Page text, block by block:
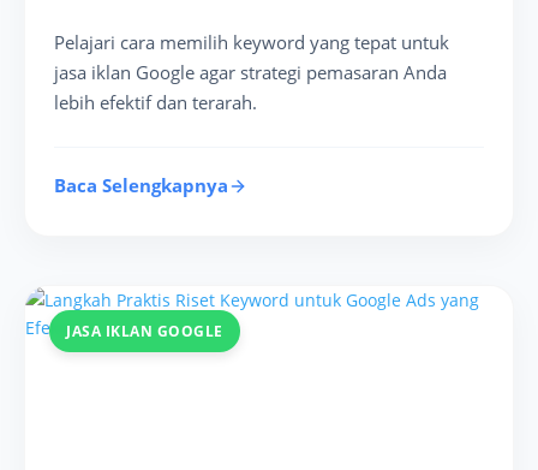
Pelajari cara memilih keyword yang tepat untuk
jasa iklan Google agar strategi pemasaran Anda
lebih efektif dan terarah.
Baca Selengkapnya
JASA IKLAN GOOGLE